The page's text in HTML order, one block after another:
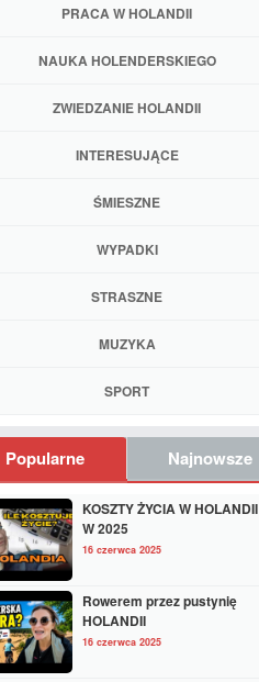
PRACA W HOLANDII
NAUKA HOLENDERSKIEGO
ZWIEDZANIE HOLANDII
INTERESUJĄCE
ŚMIESZNE
WYPADKI
STRASZNE
MUZYKA
SPORT
Popularne Najnowsze
KOSZTY ŻYCIA W HOLANDII
W 2025
16 czerwca 2025
Rowerem przez pustynię
HOLANDII
16 czerwca 2025